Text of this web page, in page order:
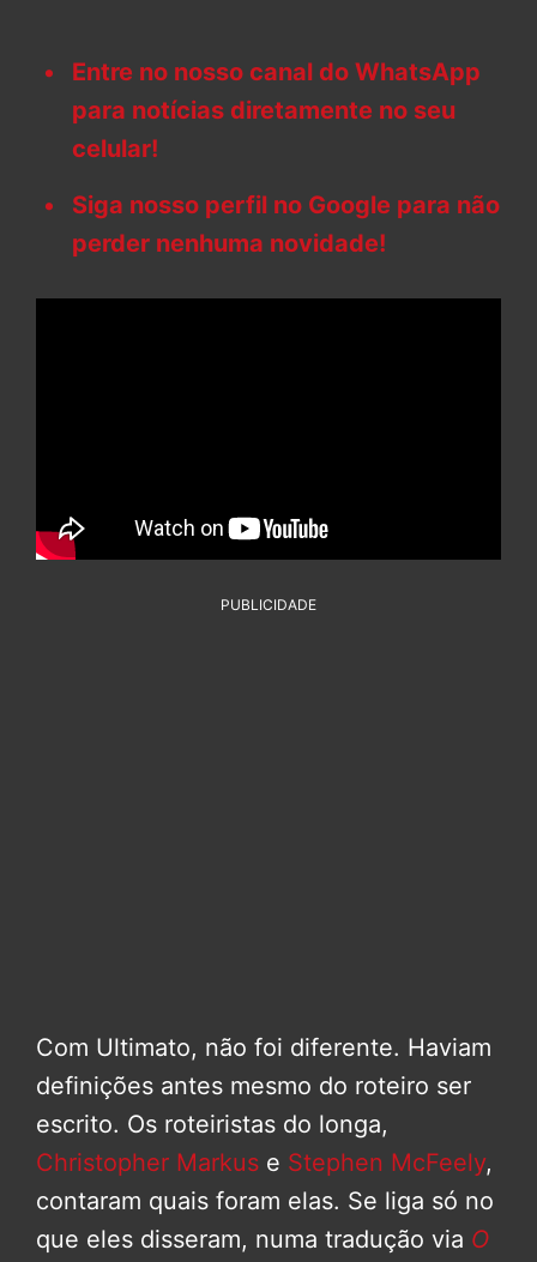
Entre no nosso canal do WhatsApp
para notícias diretamente no seu
celular!
Siga nosso perfil no Google para não
perder nenhuma novidade!
PUBLICIDADE
Com Ultimato, não foi diferente. Haviam
definições antes mesmo do roteiro ser
escrito. Os roteiristas do longa,
Christopher Markus e Stephen McFeely,
contaram quais foram elas. Se liga só no
que eles disseram, numa tradução via O